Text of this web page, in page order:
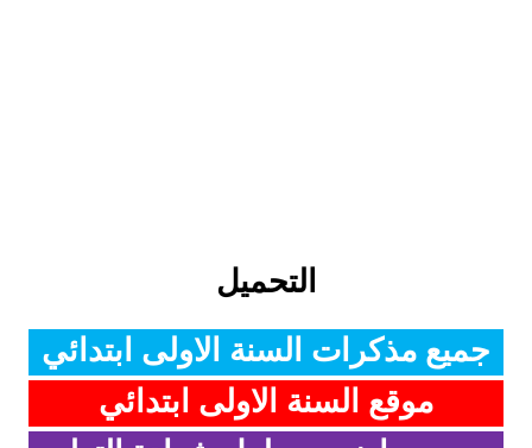
التحميل
جميع مذكرات السنة الاولى ابتدائي
موقع السنة الاولى ابتدائي